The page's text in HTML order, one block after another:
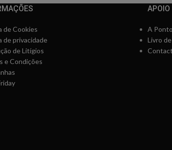
de Cookies
de privacidade
de Litígios
e Condições
APOIO
A
Livro